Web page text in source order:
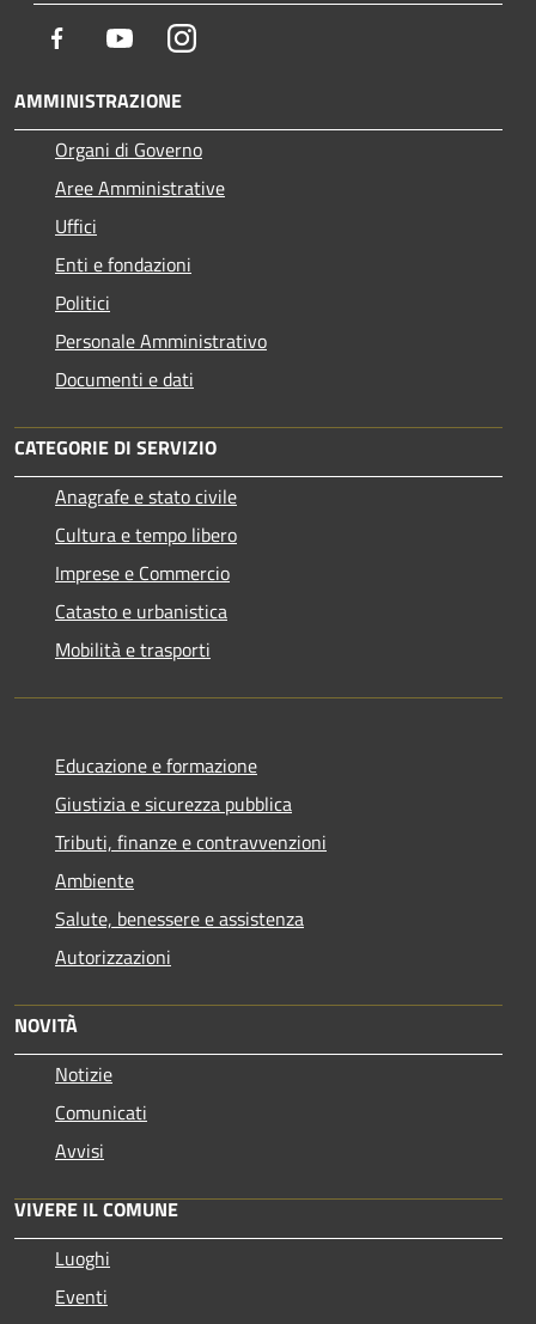
Facebook YoutubeInstagram
AMMINISTRAZIONE
Organi di Governo
Aree Amministrative
Uffici
Enti e fondazioni
Politici
Personale Amministrativo
Documenti e dati
CATEGORIE DI SERVIZIO
Anagrafe e stato civile
Cultura e tempo libero
Imprese e Commercio
Catasto e urbanistica
Mobilità e trasporti
Educazione e formazione
Giustizia e sicurezza pubblica
Tributi, finanze e contravvenzioni
Ambiente
Salute, benessere e assistenza
Autorizzazioni
NOVITÀ
Notizie
Comunicati
Avvisi
VIVERE IL COMUNE
Luoghi
Eventi